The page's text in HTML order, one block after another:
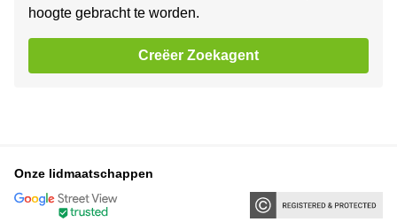
hoogte gebracht te worden.
Creëer Zoekagent
Onze lidmaatschappen